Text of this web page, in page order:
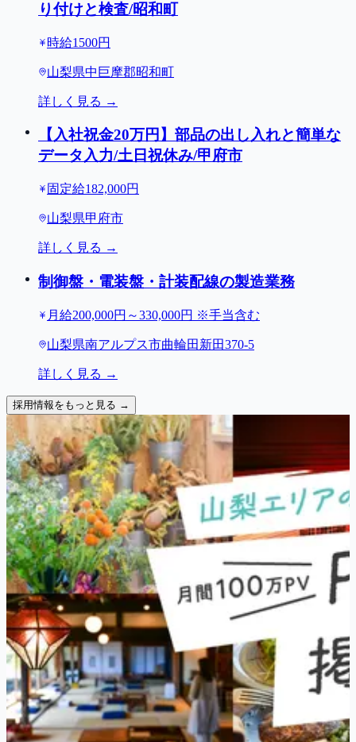
り付けと検査/昭和町
時給1500円
山梨県中巨摩郡昭和町
詳しく見る →
【入社祝金20万円】部品の出し入れと簡単な
データ入力/土日祝休み/甲府市
固定給182,000円
山梨県甲府市
詳しく見る →
制御盤・電装盤・計装配線の製造業務
月給200,000円～330,000円 ※手当含む
山梨県南アルプス市曲輪田新田370-5
詳しく見る →
採用情報をもっと見る →